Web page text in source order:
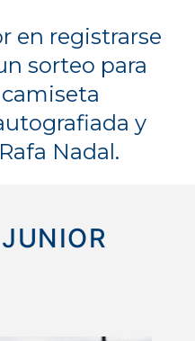
en registrarse
sorteo para
y
Nadal.